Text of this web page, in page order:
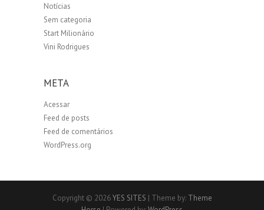
Notícias
Sem categoria
Start Milionário
Vini Rodrigues
META
Acessar
Feed de posts
Feed de comentários
WordPress.org
Copyright © 2026YES SITES | Theme by: Theme